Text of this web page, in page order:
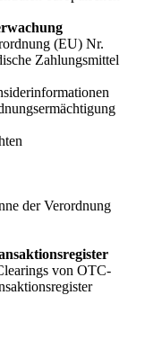
(EU) Nr.
Zahlungsmittel
der Verordnung
von OTC-